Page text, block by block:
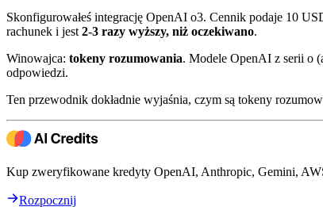
Skonfigurowałeś integrację OpenAI o3. Cennik podaje 10
rachunek i jest 2-3 razy wyższy, niż oczekiwano.
Winowajca: tokeny rozumowania. Modele OpenAI z serii o
odpowiedzi.
Ten przewodnik dokładnie wyjaśnia, czym są tokeny
Kup zweryfikowane kredyty OpenAI, Anthropic, Gemini,
Rozpocznij